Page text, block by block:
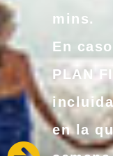
mins.
En
PLAN
en la